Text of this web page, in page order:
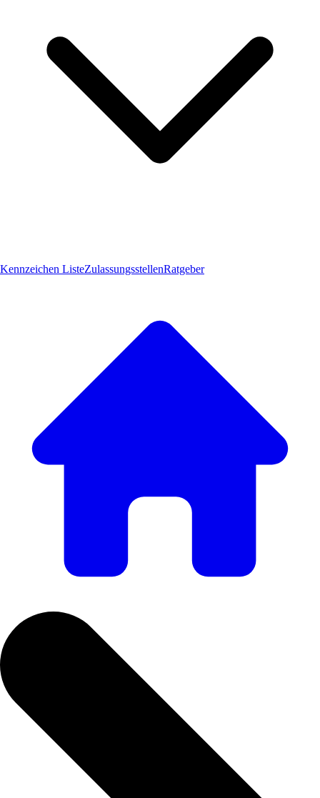
Kennzeichen ListeZulassungsstellenRatgeber